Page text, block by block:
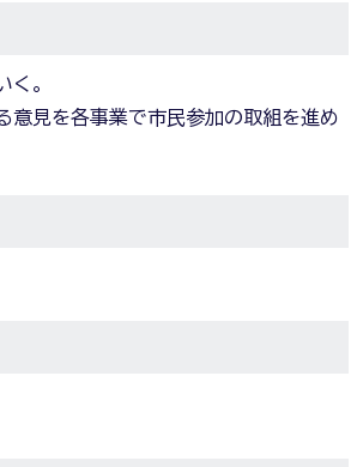
く。
意見を各事業で市民参加の取組を進め